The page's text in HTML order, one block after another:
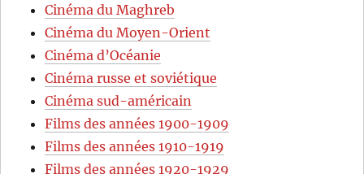
Cinéma du Maghreb
Cinéma du Moyen-Orient
Cinéma d’Océanie
Cinéma russe et soviétique
Cinéma sud-américain
Films des années 1900-1909
Films des années 1910-1919
Films des années 1920-1929